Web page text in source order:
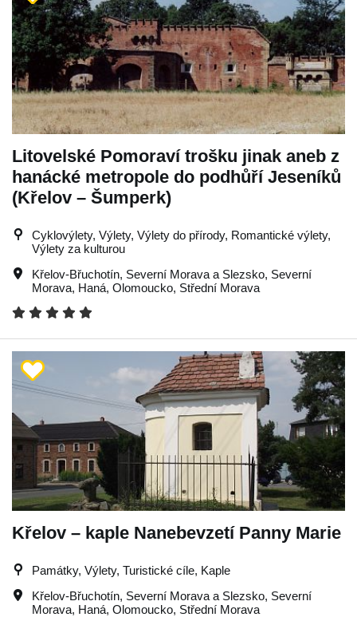
Litovelské Pomoraví trošku jinak aneb z
hanácké metropole do podhůří Jeseníků
(Křelov – Šumperk)
Cyklovýlety, Výlety, Výlety do přírody, Romantické výlety,
Výlety za kulturou
Křelov-Břuchotín, Severní Morava a Slezsko, Severní
Morava, Haná, Olomoucko, Střední Morava
Křelov – kaple Nanebevzetí Panny Marie
Památky, Výlety, Turistické cíle, Kaple
Křelov-Břuchotín, Severní Morava a Slezsko, Severní
Morava, Haná, Olomoucko, Střední Morava